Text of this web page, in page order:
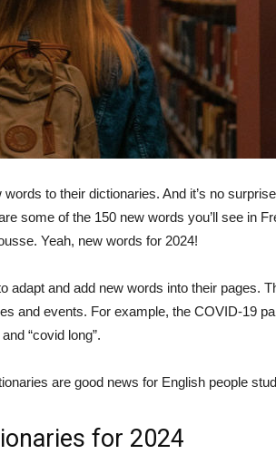
to their dictionaries. And it’s no
some of the 150 new words you’ll see in
Yeah, new words for 2024!
and add new words into their pages.
and events. For example, the COVID-19
“covid long”.
are good news for English people
for 2024